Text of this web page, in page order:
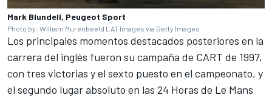
Mark Blundell, Peugeot Sport
Photo by: William Murenbeeld LAT Images via Getty Images
Los principales momentos destacados posteriores en la
carrera del inglés fueron su campaña de CART de 1997,
con tres victorias y el sexto puesto en el campeonato, y
el segundo lugar absoluto en las 24 Horas de Le Mans